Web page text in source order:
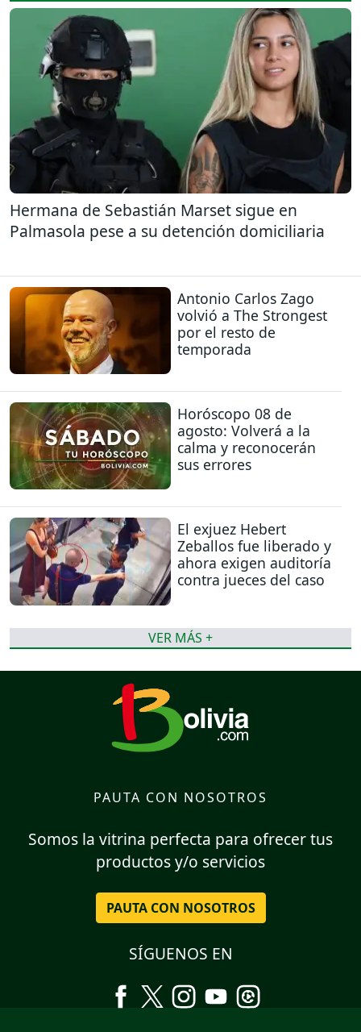
Hermana de Sebastián Marset sigue en
Palmasola pese a su detención domiciliaria
Antonio Carlos Zago
volvió a The Strongest
por el resto de
temporada
Horóscopo 08 de
agosto: Volverá a la
calma y reconocerán
sus errores
El exjuez Hebert
Zeballos fue liberado y
ahora exigen auditoría
contra jueces del caso
VER MÁS +
PAUTA CON NOSOTROS
Somos la vitrina perfecta para ofrecer tus
productos y/o servicios
PAUTA CON NOSOTROS
SÍGUENOS EN